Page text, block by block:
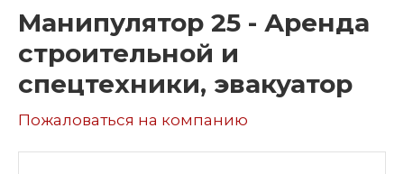
Манипулятор 25 - Аренда
строительной и
спецтехники, эвакуатор
Пожаловаться на компанию